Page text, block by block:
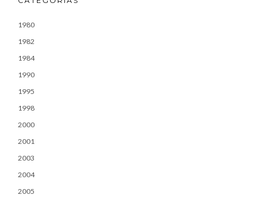
1980
1982
1984
1990
1995
1998
2000
2001
2003
2004
2005